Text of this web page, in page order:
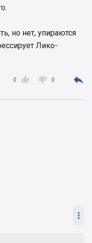
но нет, упираются
Лико-

0  0 
